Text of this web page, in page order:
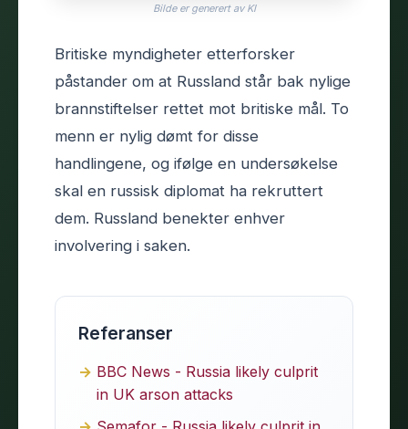
Bilde er generert av KI
Britiske myndigheter etterforsker
påstander om at Russland står bak nylige
brannstiftelser rettet mot britiske mål. To
menn er nylig dømt for disse
handlingene, og ifølge en undersøkelse
skal en russisk diplomat ha rekruttert
dem. Russland benekter enhver
involvering i saken.
Referanser
BBC News - Russia likely culprit
in UK arson attacks